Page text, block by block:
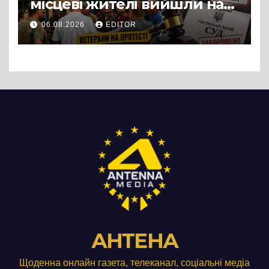
місцеві жителі вийшли на
протест до стін
підприємства ТОВ «Омега
Три», що займається
06.08.2026 EDITOR
АНТЕНА
Щоденна онлайн газета, телеканал, соціальні медіа